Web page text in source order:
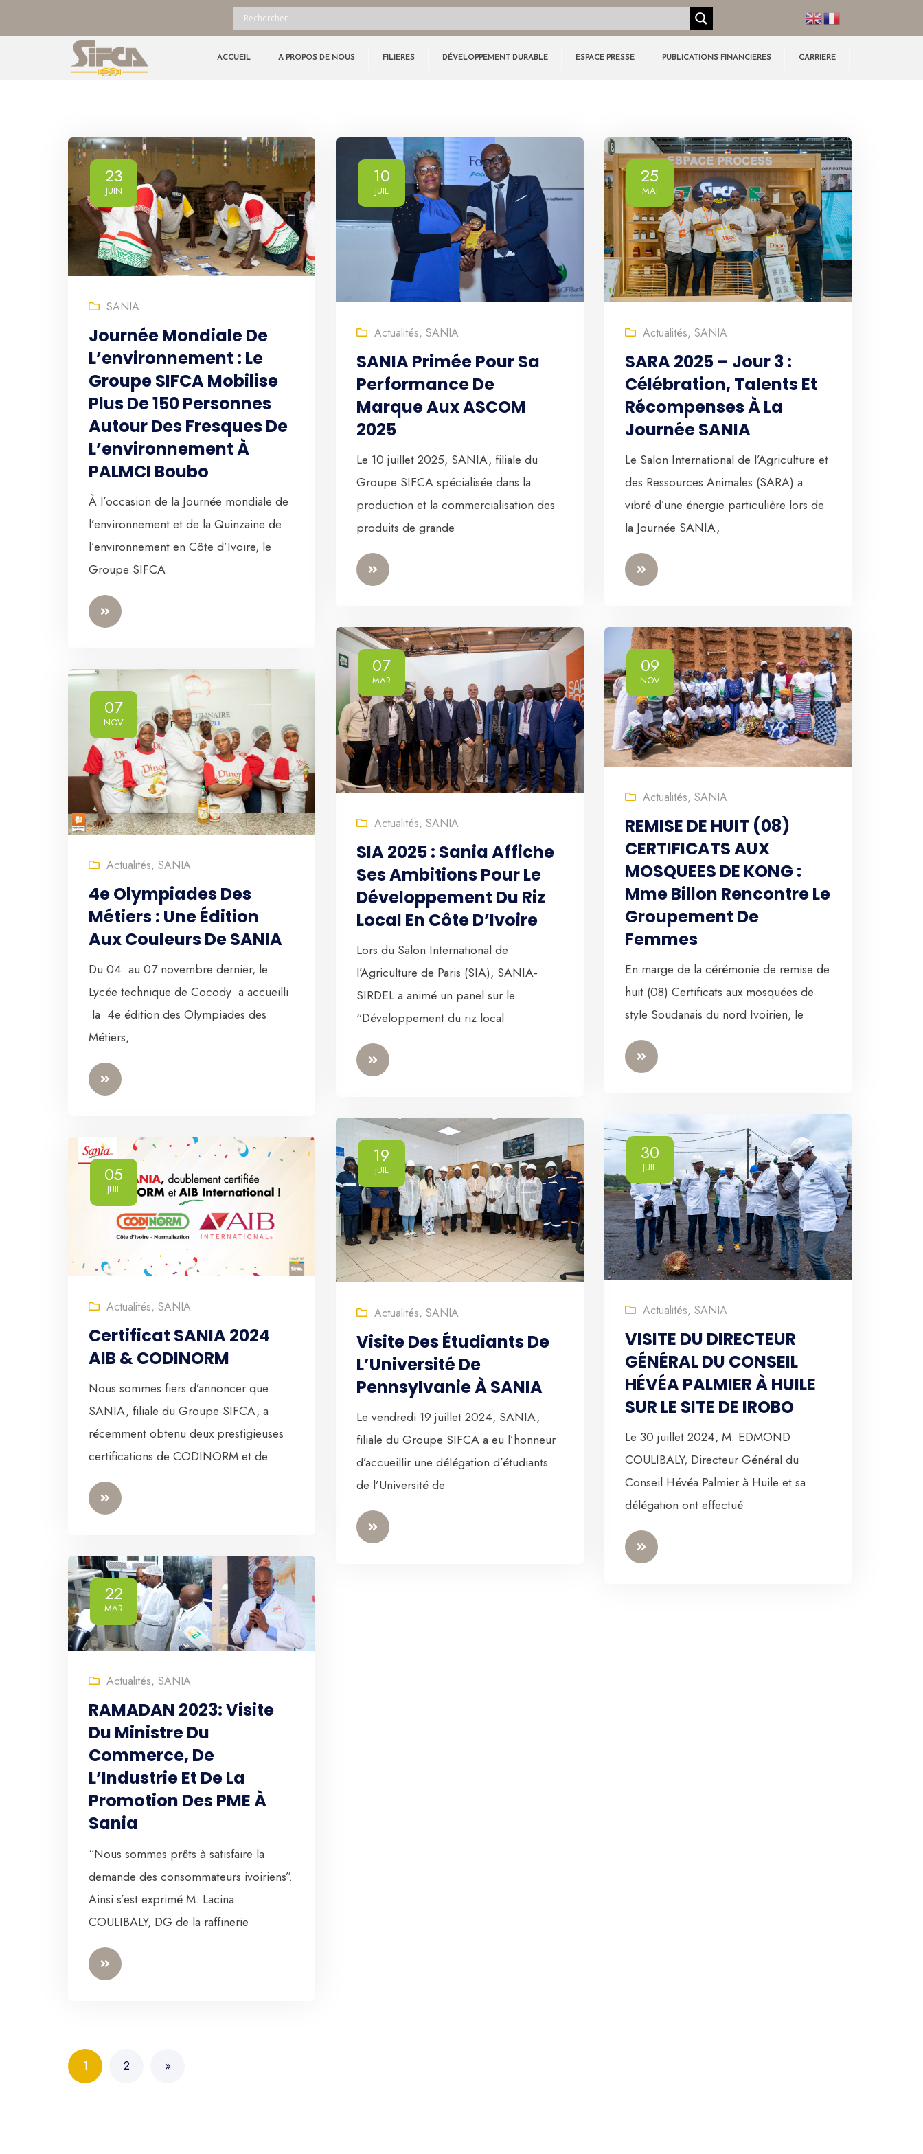
ACCUEIL A PROPOS DE NOUS FILIERES DÉVELOPPEMENT DURABLE ESPACE PRESSE PUBLICATIONS FINANCIERES CARRIERE
23
JUIN
SANIA
Journée Mondiale De
L’environnement : Le
Groupe SIFCA Mobilise
Plus De 150 Personnes
Autour Des Fresques De
L’environnement À
PALMCI Boubo
À l’occasion de la Journée mondiale de
l’environnement et de la Quinzaine de
l’environnement en Côte d’Ivoire, le
Groupe SIFCA
10
JUIL
Actualités,SANIA
SANIA Primée Pour Sa
Performance De
Marque Aux ASCOM
2025
Le 10 juillet 2025, SANIA, filiale du
Groupe SIFCA spécialisée dans la
production et la commercialisation des
produits de grande
25
MAI
Actualités, SANIA
SARA 2025 – Jour 3 :
Célébration, Talents Et
Récompenses À La
Journée SANIA
Le Salon International de l’Agriculture et
des Ressources Animales (SARA) a
vibré d’une énergie particulière lors de
la Journée SANIA,
07
MAR
Actualités,SANIA
SIA 2025 : Sania Affiche
Ses Ambitions Pour Le
Développement Du Riz
Local En Côte D’Ivoire
Lors du Salon International de
l’Agriculture de Paris (SIA), SANIA-
SIRDEL a animé un panel sur le
“Développement du riz local
09
NOV
Actualités, SANIA
REMISE DE HUIT (08)
CERTIFICATS AUX
MOSQUEES DE KONG :
Mme Billon Rencontre Le
Groupement De
Femmes
En marge de la cérémonie de remise de
huit (08) Certificats aux mosquées de
style Soudanais du nord Ivoirien, le
07
NOV
Actualités, SANIA
4e Olympiades Des
Métiers : Une Édition
Aux Couleurs De SANIA
Du 04 au 07 novembre dernier, le
Lycée technique de Cocody a accueilli
la 4e édition des Olympiades des
Métiers,
30
JUIL
Actualités, SANIA
VISITE DU DIRECTEUR
GÉNÉRAL DU CONSEIL
HÉVÉA PALMIER À HUILE
SUR LE SITE DE IROBO
Le 30 juillet 2024, M. EDMOND
COULIBALY, Directeur Général du
Conseil Hévéa Palmier à Huile et sa
délégation ont effectué
19
JUIL
Actualités,SANIA
Visite Des Étudiants De
L’Université De
Pennsylvanie À SANIA
Le vendredi 19 juillet 2024, SANIA,
filiale du Groupe SIFCA a eu l’honneur
d’accueillir une délégation d’étudiants
de l’Université de
05
JUIL
Actualités, SANIA
Certificat SANIA 2024
AIB & CODINORM
Nous sommes fiers d’annoncer que
SANIA, filiale du Groupe SIFCA, a
récemment obtenu deux prestigieuses
certifications de CODINORM et de
22
MAR
Actualités, SANIA
RAMADAN 2023: Visite
Du Ministre Du
Commerce, De
L’Industrie Et De La
Promotion Des PME À
Sania
“Nous sommes prêts à satisfaire la
demande des consommateurs ivoiriens”.
Ainsi s’est exprimé M. Lacina
COULIBALY, DG de la raffinerie
1 2 »